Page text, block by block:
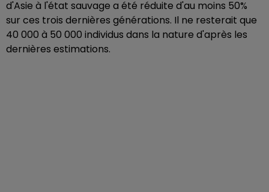
d'Asie à l'état sauvage a été réduite d'au moins 50%
sur ces trois dernières générations. Il ne resterait que
40 000 à 50 000 individus dans la nature d'après les
dernières estimations.